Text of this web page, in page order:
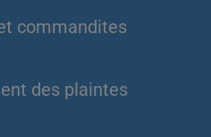
commandites
des plaintes